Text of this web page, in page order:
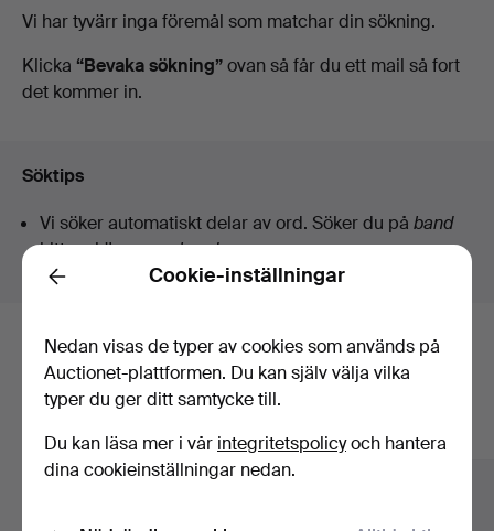
&
Ek
Pågående
auktioner
Vi har tyvärr inga föremål som matchar din sökning.
Klicka “Bevaka sökning”ovan så får du ett mail så fort
det kommer in.
Söktips
Vi söker automatiskt delar av ord. Söker du på band
hittar vi ävenarmbandsur.
Här är föremål från vårt arkiv som
matchar din sökning
Visa alla föremål
Back Cookie-inställningar
Nedan visas de typer av cookies som används på
Auctionet-plattformen. Du kan själv välja vilka
typer du ger ditt samtycke till.
Du kan läsa mer i vår integritetspolicyoch hantera
dina cookieinställningar nedan.